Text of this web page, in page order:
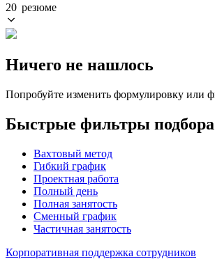
20 резюме
Ничего не нашлось
Попробуйте изменить формулировку или
Быстрые фильтры
Вахтовый метод
Гибкий график
Проектная работа
Полный день
Полная занятость
Сменный график
Частичная занятость
Корпоративная поддержка сотрудников